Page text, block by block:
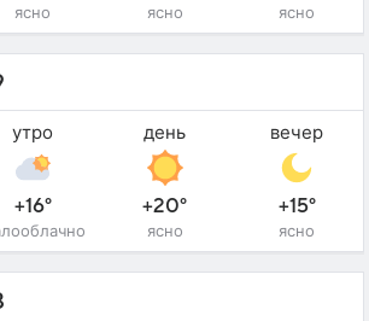
ясно ясно ясно
утро
+16°
день
+20°
ясно
вечер
+15°
ясно